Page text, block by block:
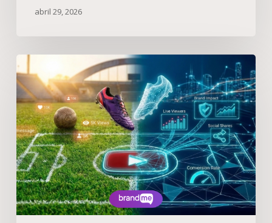
abril 29, 2026